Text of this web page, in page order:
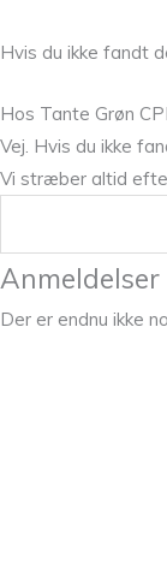
Hvis du ikke fandt
Hos Tante Grøn
Vej. Hvis du ikke
Vi stræber altid
Anmeldelser
Der er endnu ikke